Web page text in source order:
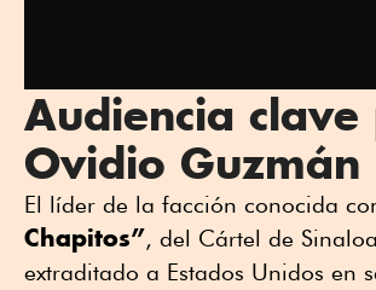
Audiencia clave
Ovidio Guzmán
El líder de la facción conocida
Chapitos”, del Cártel de
extraditado a Estados Unidos en